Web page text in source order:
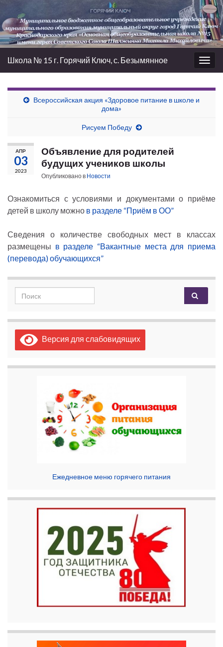
Вкл/
выкл
Школа № 15 г. Горячий Ключ, с. Безымянное
Всероссийская акция «Здоровое питание в школе и
дома»
Рисуем Победу
АПР
03
2023
Объявление для родителей
будущих учеников школы
Опубликовано в Новости
Ознакомиться с условиями и документами о приёме
детей в школу можно в разделе “Приём в ОО”
Сведения о количестве свободных мест в классах
размещены в разделе “Вакантные места для приема
(перевода) обучающихся”
Search for:
Версия для слабовидящих
Ежедневное меню горячего питания